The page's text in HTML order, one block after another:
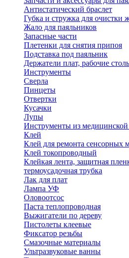
Антистатический браслет
Губка и стружка для очистки
Жало для паяльников
Запасные части
Плетенки для снятия припоя
Подставка под паяльник
Держатели плат, рабочие
Инструменты
Сверла
Пинцеты
Отвертки
Кусачки
Лупы
Инструменты из медицинской
Клей
Клей для ремонта сенсорных
Клей токопроводный
Клейкая лента, защитная
термоусадочная трубка
Лак для плат
Лампа УФ
Оловоотсос
Паста теплопроводная
Выжигатели по дереву
Пистолеты клеевые
Фиксатор резьбы
Смазочные материалы
Ультразвуковые ванны